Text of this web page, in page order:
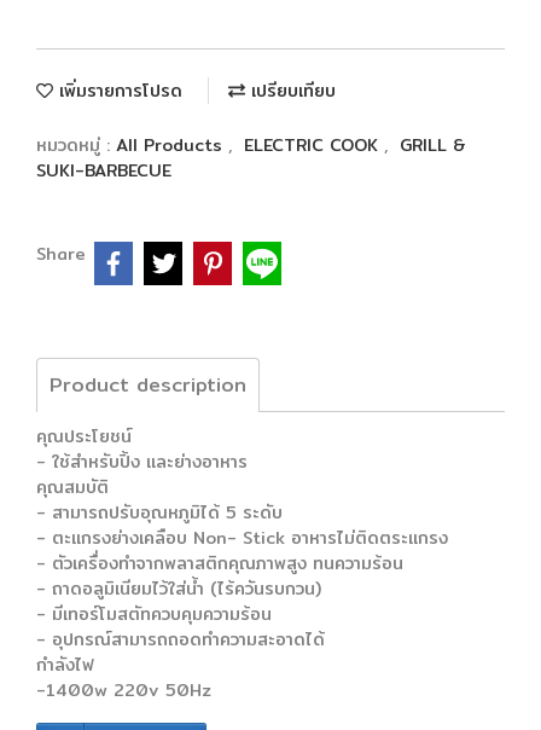
เพิ่มรายการโปรด เปรียบเทียบ
หมวดหมู่ : All Products , ELECTRIC COOK , GRILL &
SUKI-BARBECUE
Share
Product description
คุณประโยชน์
- ใช้สำหรับปิ้ง และย่างอาหาร
คุณสมบัติ
- สามารถปรับอุณหภูมิได้ 5 ระดับ
- ตะแกรงย่างเคลือบ Non- Stick อาหารไม่ติดตระแกรง
- ตัวเครื่องทำจากพลาสติกคุณภาพสูง ทนความร้อน
- ถาดอลูมิเนียมไว้ใส่น้ำ (ไร้ควันรบกวน)
- มีเทอร์โมสตัทควบคุมความร้อน
- อุปกรณ์สามารถถอดทำความสะอาดได้
กำลังไฟ
-1400w 220v 50Hz